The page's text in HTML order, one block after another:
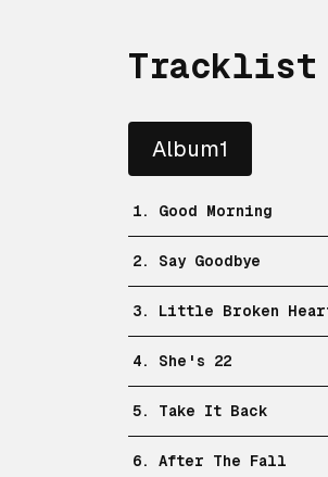
Tracklist
Album1
1. Good Morning
2. Say Goodbye
3. Little Broken
4. She's 22
5. Take It Back
6. After The Fall